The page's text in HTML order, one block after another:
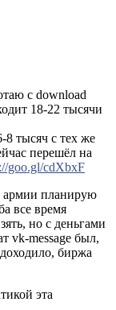
с download
18-22 тысячи
8 тысяч с тех же
перешёл на
goo.gl/cdXbxF
армии планирую
все время
но с деньгами
vk-message был,
биржа
эта